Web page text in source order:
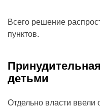
Всего решение
пунктов.
детьми
Отдельно власти ввели